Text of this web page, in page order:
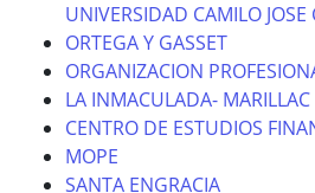
UNIVERSIDAD CAMILO JOSE
ORTEGA Y GASSET
ORGANIZACION
LA INMACULADA- MARILLAC
CENTRO DE ESTUDIOS
MOPE
SANTA ENGRACIA